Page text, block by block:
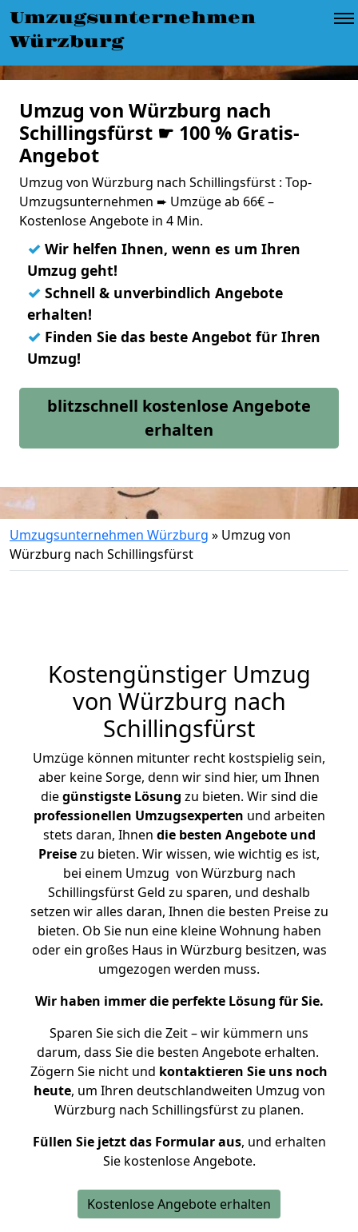
Umzugsunternehmen
Würzburg
Umzug von Würzburg nach
Schillingsfürst ☛ 100 % Gratis-
Angebot
Umzug von Würzburg nach Schillingsfürst : Top-
Umzugsunternehmen ➨ Umzüge ab 66€ –
Kostenlose Angebote in 4 Min.
✓ Wir helfen Ihnen, wenn es um Ihren
Umzug geht!
✓ Schnell & unverbindlich Angebote
erhalten!
✓ Finden Sie das beste Angebot für Ihren
Umzug!
blitzschnell kostenlose Angebote
erhalten
Umzugsunternehmen Würzburg » Umzug von
Würzburg nach Schillingsfürst
Kostengünstiger Umzug
von Würzburg nach
Schillingsfürst
Umzüge können mitunter recht kostspielig sein,
aber keine Sorge, denn wir sind hier, um Ihnen
diegünstigste Lösung zu bieten. Wir sind die
professionellen Umzugsexperten und arbeiten
stets daran, Ihnen die besten Angebote und
Preisezu bieten. Wir wissen, wie wichtig es ist,
bei einem Umzug von Würzburg nach
Schillingsfürst Geld zu sparen, und deshalb
setzen wir alles daran, Ihnen die besten Preise zu
bieten. Ob Sie nun eine kleine Wohnung haben
oder ein großes Haus in Würzburg besitzen, was
umgezogen werden muss.
Wir haben immer die perfekte Lösung für Sie.
Sparen Sie sich die Zeit – wir kümmern uns
darum, dass Sie die besten Angebote erhalten.
Zögern Sie nicht und kontaktieren Sie uns noch
heute, um Ihren deutschlandweiten Umzug von
Würzburg nach Schillingsfürst zu planen.
Füllen Sie jetzt das Formular aus, und erhalten
Sie kostenlose Angebote.
Kostenlose Angebote erhalten